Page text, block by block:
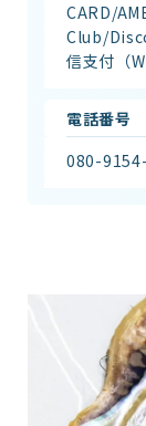
CARD/
Club/
信支付（
電話番号
080-